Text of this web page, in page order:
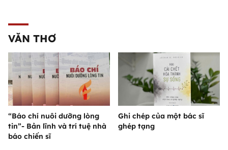
VĂN THƠ
“Báo chí nuôi dưỡng lòng
tin”- Bản lĩnh và trí tuệ nhà
báo chiến sĩ
Ghi chép của một bác sĩ
ghép tạng